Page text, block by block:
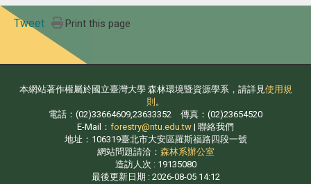
Tweet Print this page
本網站著作權屬於國立臺灣大學 森林環境暨資源學系，請詳見使用規
則 。
電話：(02)33664609,23633352 傳真：(02)23654520
E-Mail： forestry@ntu.edu.tw | 聯絡我們
地址：106319臺北市大安區羅斯福路四段一號
網站問題請洽： 森林系辦公室
造訪人次 : 19135080
最後更新日期 : 2026-08-05 14:12